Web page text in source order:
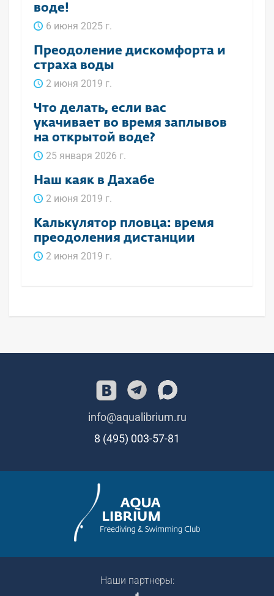
воде!
6 июня 2025 г.
Преодоление дискомфорта и
страха воды
2 июня 2019 г.
Что делать, если вас
укачивает во время заплывов
на открытой воде?
25 января 2026 г.
Наш каяк в Дахабе
2 июня 2019 г.
Калькулятор пловца: время
преодоления дистанции
2 июня 2019 г.
info@aqualibrium.ru
8 (495) 003-57-81
Наши партнеры: